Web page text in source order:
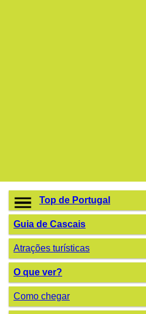
Top de Portugal
Guia de Cascais
Atrações turísticas
O que ver?
Como chegar